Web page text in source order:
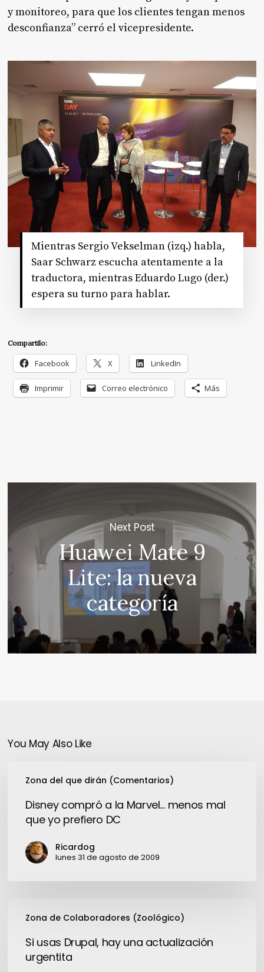
y monitoreo, para que los clientes tengan menos
desconfianza” cerró el vicepresidente.
Mientras Sergio Vekselman (izq.) habla,
Saar Schwarz escucha atentamente a la
traductora, mientras Eduardo Lugo (der.)
espera su turno para hablar.
Compartilo:
Facebook X LinkedIn
Imprimir Correo electrónico Más
Next Post
Huawei Mate 9
Lite: la nueva
categoría
You May Also Like
Zona del que dirán (Comentarios)
compró
Marvel…
menos
Disney compró a la Marvel… menos mal
que yo prefiero DC
Ricardog
lunes 31 de agosto de 2009
Zona de Colaboradores (Zoológico)
usas
Si usas Drupal, hay una actualización
urgentita